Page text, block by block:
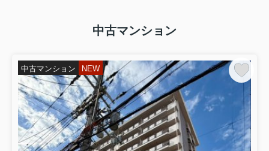
中古マンション
中古マンション NEW